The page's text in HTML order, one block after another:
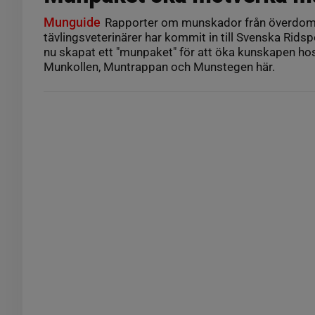
Munguide Rapporter om munskador från
tävlingsveterinärer har kommit in till Svenska
nu skapat ett "munpaket" för att öka kunskapen
Munkollen, Muntrappan och Munstegen här.